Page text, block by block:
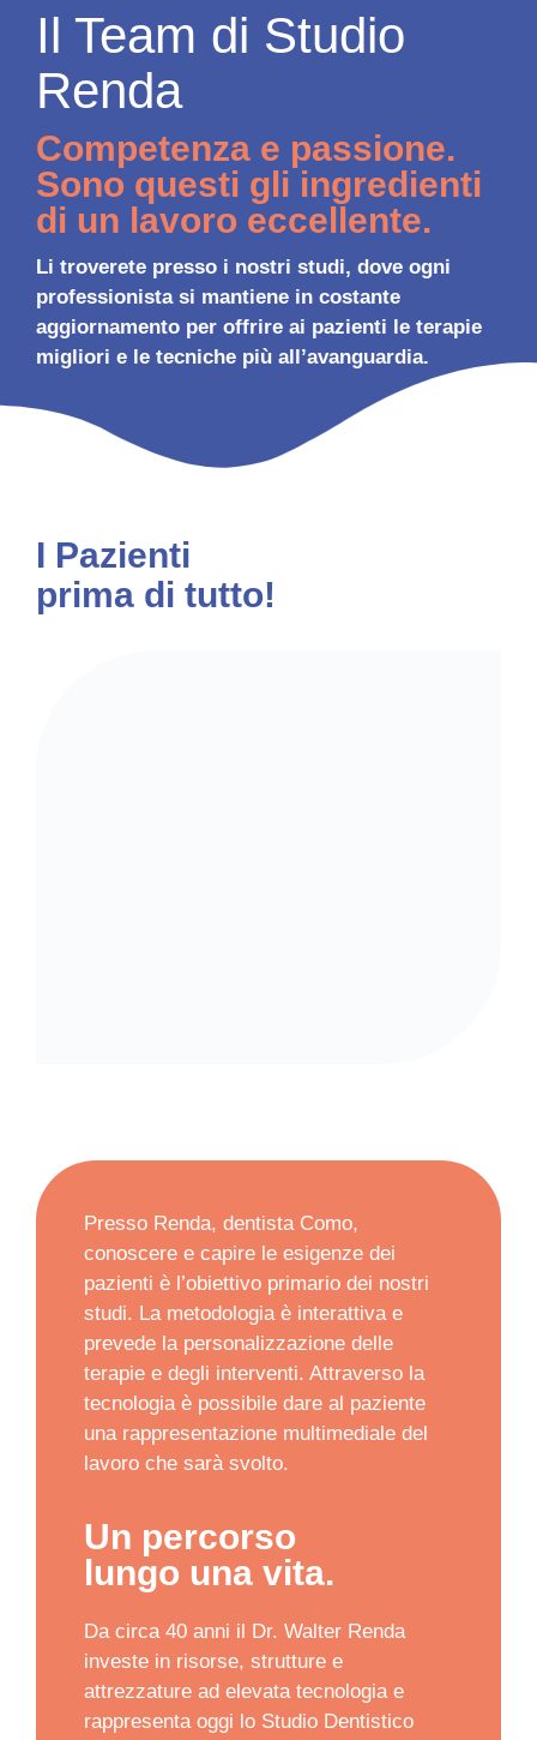
Il Team di Studio
Renda
Competenza e passione.
Sono questi gli ingredienti
di un lavoro eccellente.
Li troverete presso i nostri studi, dove ogni
professionista si mantiene in costante
aggiornamento per offrire ai pazienti le terapie
migliori e le tecniche più all’avanguardia.
I Pazienti
prima di tutto!
Presso Renda, dentista Como,
conoscere e capire le esigenze dei
pazienti è l’obiettivo primario dei nostri
studi. La metodologia è interattiva e
prevede la personalizzazione delle
terapie e degli interventi. Attraverso la
tecnologia è possibile dare al paziente
una rappresentazione multimediale del
lavoro che sarà svolto.
Un percorso
lungo una vita.
Da circa 40 anni il Dr. Walter Renda
investe in risorse, strutture e
attrezzature ad elevata tecnologia e
rappresenta oggi lo Studio Dentistico